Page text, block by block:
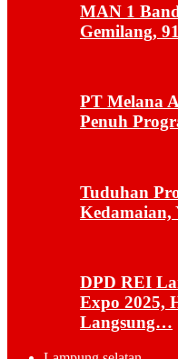
MAN 1
Gemilang,
PT Melana
Penuh
Tuduhan
Kedamaian,
DPD REI
Expo 2025,
Langsung…